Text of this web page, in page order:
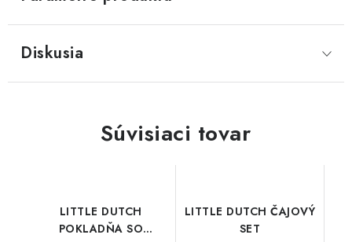
Diskusia
Súvisiaci tovar
LITTLE DUTCH
POKLADŇA SO
LITTLE DUTCH ČAJOVÝ
SET